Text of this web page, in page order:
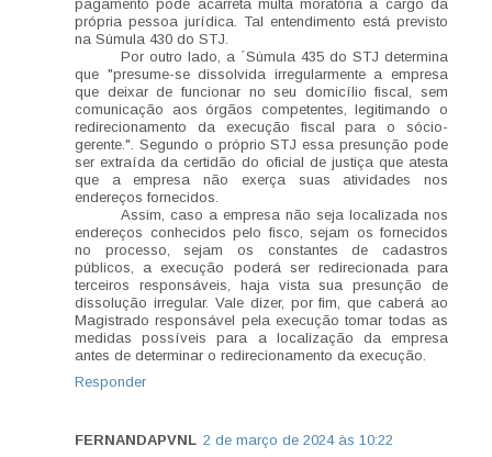
pagamento pode acarreta multa moratória a cargo da
própria pessoa jurídica. Tal entendimento está previsto
na Súmula 430 do STJ.
Por outro lado, a ´Súmula 435 do STJ determina
que "presume-se dissolvida irregularmente a empresa
que deixar de funcionar no seu domicílio fiscal, sem
comunicação aos órgãos competentes, legitimando o
redirecionamento da execução fiscal para o sócio-
gerente.". Segundo o próprio STJ essa presunção pode
ser extraída da certidão do oficial de justiça que atesta
que a empresa não exerça suas atividades nos
endereços fornecidos.
Assim, caso a empresa não seja localizada nos
endereços conhecidos pelo fisco, sejam os fornecidos
no processo, sejam os constantes de cadastros
públicos, a execução poderá ser redirecionada para
terceiros responsáveis, haja vista sua presunção de
dissolução irregular. Vale dizer, por fim, que caberá ao
Magistrado responsável pela execução tomar todas as
medidas possíveis para a localização da empresa
antes de determinar o redirecionamento da execução.
Responder
FERNANDAPVNL 2 de março de 2024 às 10:22